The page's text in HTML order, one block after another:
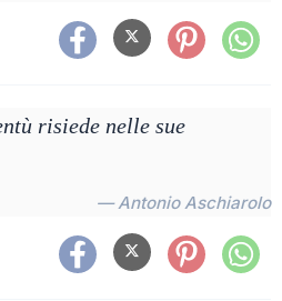
risiede nelle sue
— Antonio Aschiarolo